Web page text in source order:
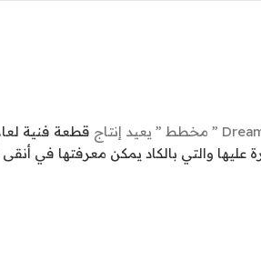
عليها والتي بالكاد يمكن معرفتها في